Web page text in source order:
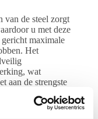
van de steel zorgt
u met deze
maximale
Het
wat
aan de strengste
het
Vikan